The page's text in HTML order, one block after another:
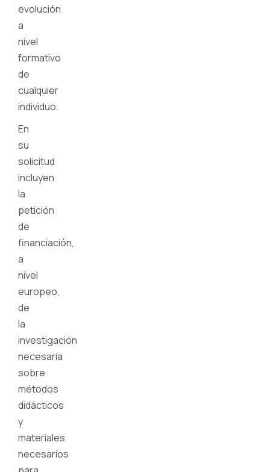
evolución
a
nivel
formativo
de
cualquier
individuo.
En
su
solicitud
incluyen
la
petición
de
financiación,
a
nivel
europeo,
de
la
investigación
necesaria
sobre
métodos
didácticos
y
materiales
necesarios